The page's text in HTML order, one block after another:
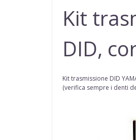
Kit
DID,
Kit trasmissione DID
(verifica sempre i denti